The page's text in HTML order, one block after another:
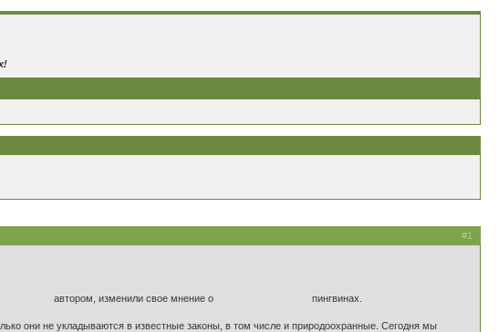
#1
изменили свое мнение о пингвинах.
они не укладываются в известные законы, в том числе и природоохранные. Сегодня мы